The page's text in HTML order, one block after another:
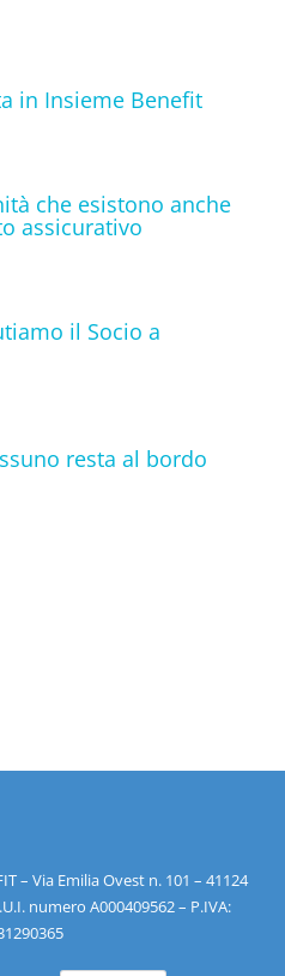
in Insieme Benefit
che esistono anche
assicurativo
il Socio a
resta al bordo
– Via Emilia Ovest n. 101 – 41124
numero A000409562 – P.IVA: